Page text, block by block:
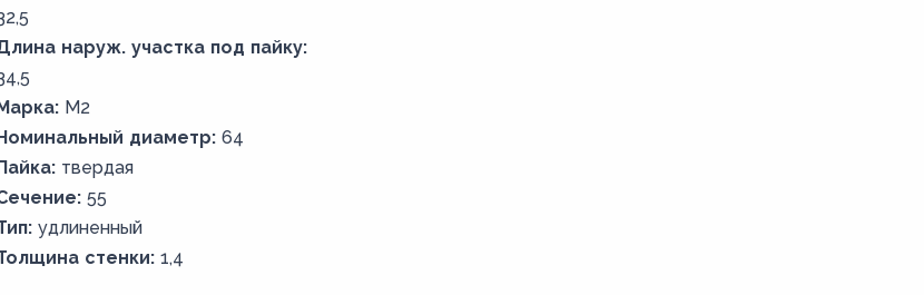
наруж. участка под пайку:
М2
диаметр: 64
твердая
55
удлиненный
стенки: 1,4